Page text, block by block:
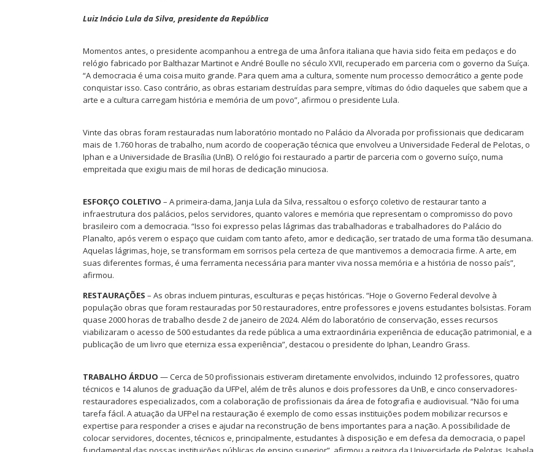
Luiz Inácio Lula da Silva, presidente da República
Momentos antes, o presidente acompanhou a entrega de uma ânfora italiana que havia sido feita em pedaços e do
relógio fabricado por Balthazar Martinot e André Boulle no século XVII, recuperado em parceria com o governo da Suíça.
“A democracia é uma coisa muito grande. Para quem ama a cultura, somente num processo democrático a gente pode
conquistar isso. Caso contrário, as obras estariam destruídas para sempre, vítimas do ódio daqueles que sabem que a
arte e a cultura carregam história e memória de um povo”, afirmou o presidente Lula.
Vinte das obras foram restauradas num laboratório montado no Palácio da Alvorada por profissionais que dedicaram
mais de 1.760 horas de trabalho, num acordo de cooperação técnica que envolveu a Universidade Federal de Pelotas, o
Iphan e a Universidade de Brasília (UnB). O relógio foi restaurado a partir de parceria com o governo suíço, numa
empreitada que exigiu mais de mil horas de dedicação minuciosa.
ESFORÇO COLETIVO – A primeira-dama, Janja Lula da Silva, ressaltou o esforço coletivo de restaurar tanto a
infraestrutura dos palácios, pelos servidores, quanto valores e memória que representam o compromisso do povo
brasileiro com a democracia. “Isso foi expresso pelas lágrimas das trabalhadoras e trabalhadores do Palácio do
Planalto, após verem o espaço que cuidam com tanto afeto, amor e dedicação, ser tratado de uma forma tão desumana.
Aquelas lágrimas, hoje, se transformam em sorrisos pela certeza de que mantivemos a democracia firme. A arte, em
suas diferentes formas, é uma ferramenta necessária para manter viva nossa memória e a história de nosso país”,
afirmou.
RESTAURAÇÕES – As obras incluem pinturas, esculturas e peças históricas. “Hoje o Governo Federal devolve à
população obras que foram restauradas por 50 restauradores, entre professores e jovens estudantes bolsistas. Foram
quase 2000 horas de trabalho desde 2 de janeiro de 2024. Além do laboratório de conservação, esses recursos
viabilizaram o acesso de 500 estudantes da rede pública a uma extraordinária experiência de educação patrimonial, e a
publicação de um livro que eterniza essa experiência”, destacou o presidente do Iphan, Leandro Grass.
TRABALHO ÁRDUO — Cerca de 50 profissionais estiveram diretamente envolvidos, incluindo 12 professores, quatro
técnicos e 14 alunos de graduação da UFPel, além de três alunos e dois professores da UnB, e cinco conservadores-
restauradores especializados, com a colaboração de profissionais da área de fotografia e audiovisual. “Não foi uma
tarefa fácil. A atuação da UFPel na restauração é exemplo de como essas instituições podem mobilizar recursos e
expertise para responder a crises e ajudar na reconstrução de bens importantes para a nação. A possibilidade de
colocar servidores, docentes, técnicos e, principalmente, estudantes à disposição e em defesa da democracia, o papel